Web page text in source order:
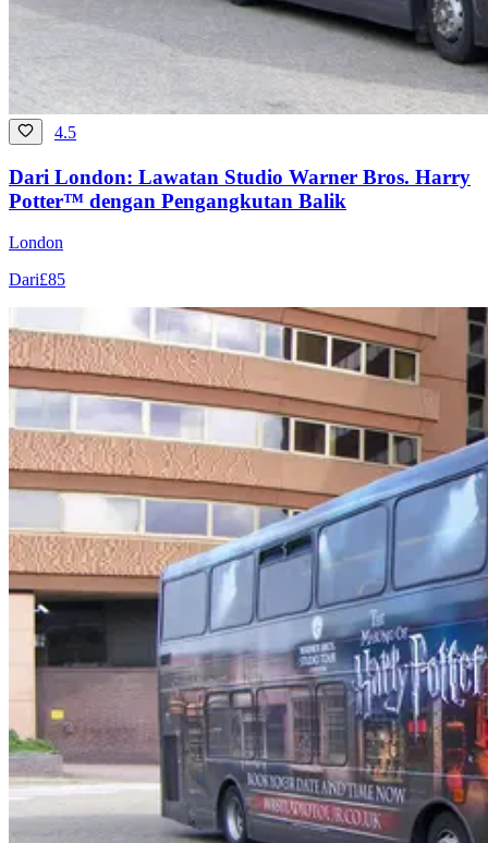
4.5
Dari London: Lawatan Studio Warner Bros. Harry
Potter™ dengan Pengangkutan Balik
London
Dari£85